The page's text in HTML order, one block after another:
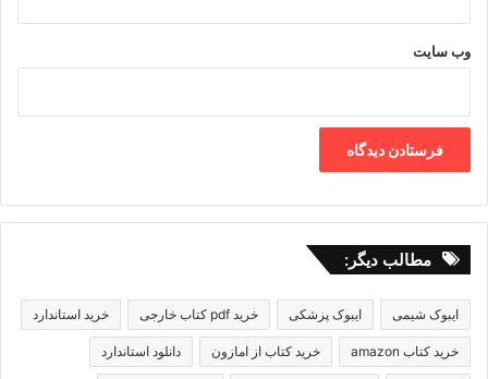
وب‌ سایت
مطالب دیگر:
ایبوک شیمی ایبوک پزشکی خرید pdf کتاب خارجی خرید استاندارد
خرید کتاب amazon خرید کتاب از امازون دانلود استاندارد